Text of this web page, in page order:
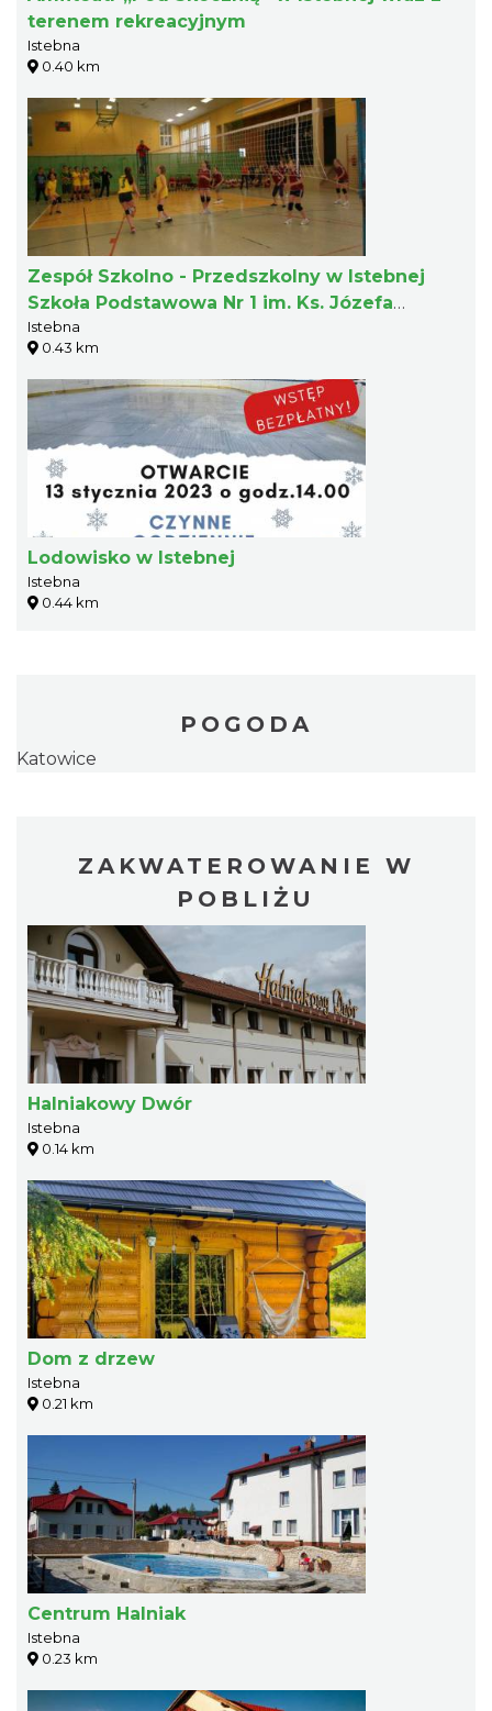
terenem rekreacyjnym
Istebna
0.40 km
Zespół Szkolno - Przedszkolny w Istebnej
Szkoła Podstawowa Nr 1 im. Ks. Józefa
Londzina
Istebna
0.43 km
Lodowisko w Istebnej
Istebna
0.44 km
POGODA
Katowice
ZAKWATEROWANIE W
POBLIŻU
Halniakowy Dwór
Istebna
0.14 km
Dom z drzew
Istebna
0.21 km
Centrum Halniak
Istebna
0.23 km